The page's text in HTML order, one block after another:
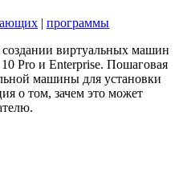
| программы
виртуальных машин
Pro и Enterprise. Пошаговая
машины для установки
о том, зачем это может